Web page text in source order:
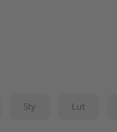
Sty Lut